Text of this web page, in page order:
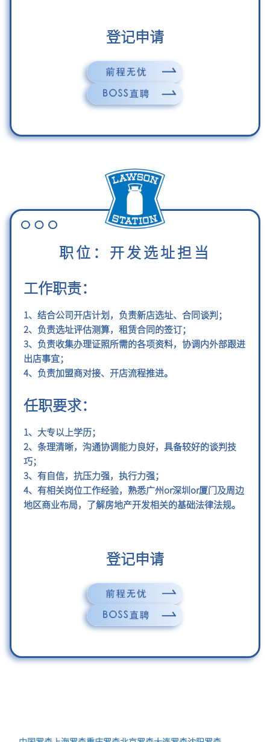
登记申请
职位：开发选址担当
工作职责：
1、结合公司开店计划，负责新店选址、合同谈判；
2、负责选址评估测算，租赁合同的签订；
3、负责收集办理证照所需的各项资料，协调内外部跟进
出店事宜；
4、负责加盟商对接、开店流程推进。
任职要求：
1、大专以上学历；
2、条理清晰，沟通协调能力良好，具备较好的谈判技
巧；
3、有自信，抗压力强，执行力强；
4、有相关岗位工作经验，熟悉广州or深圳or厦门及周边
地区商业布局，了解房地产开发相关的基础法律法规。
登记申请